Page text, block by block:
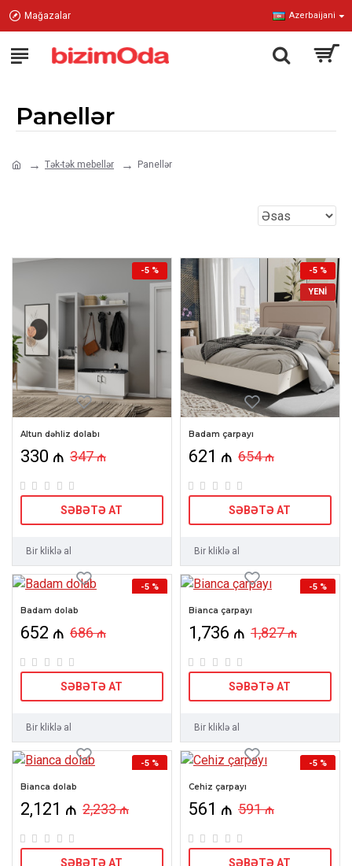
Mağazalar Azerbaijani
Tək-tək mebellər Panellər
Panellər
-5 %
Altun dəhliz dolabı
330 ₼ 347 ₼
SƏBƏTƏ AT
Bir kliklə al
YENI
-5 %
Badam çarpayı
621 ₼ 654 ₼
SƏBƏTƏ AT
Bir kliklə al
-5 %
Badam dolab
652 ₼ 686 ₼
SƏBƏTƏ AT
Bir kliklə al
-5 %
Bianca çarpayı
1,736 ₼ 1,827 ₼
SƏBƏTƏ AT
Bir kliklə al
-5 %
Bianca dolab
2,121 ₼ 2,233 ₼
SƏBƏTƏ AT
-5 %
Cehiz çarpayı
561 ₼ 591 ₼
SƏBƏTƏ AT